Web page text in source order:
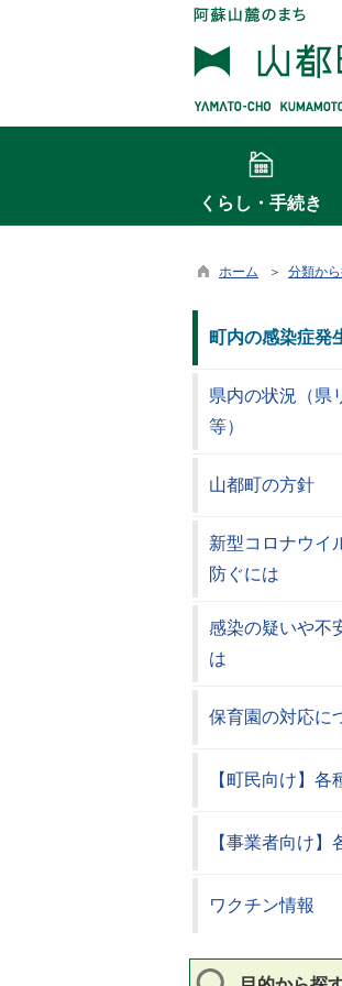
くらし・手続き
ホーム ＞ 分類か
町内の感染症発
県内の状況（県
等）
山都町の方針
新型コロナウイ
防ぐには
感染の疑いや不
は
保育園の対応に
【町民向け】各
【事業者向け】
ワクチン情報